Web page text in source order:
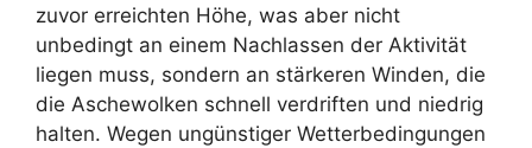
zuvor erreichten Höhe, was aber nicht
unbedingt an einem Nachlassen der Aktivität
liegen muss, sondern an stärkeren Winden, die
die Aschewolken schnell verdriften und niedrig
halten. Wegen ungünstiger Wetterbedingungen